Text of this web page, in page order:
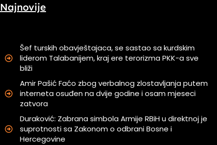
Najnovije
Šef turskih obavještajaca, se sastao sa kurdskim
liderom Talabanijem, kraj ere terorizma PKK-a sve
bliži
Amir Pašić Faćo zbog verbalnog zlostavljanja putem
interneta osuđen na dvije godine i osam mjeseci
zatvora
Duraković: Zabrana simbola Armije RBiH u direktnoj je
suprotnosti sa Zakonom o odbrani Bosne i
Hercegovine